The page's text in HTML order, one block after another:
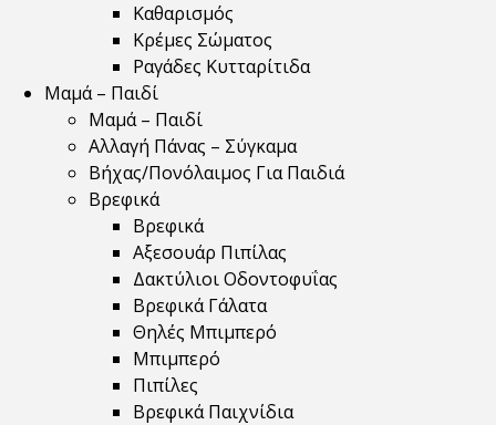
Καθαρισμός
Κρέμες Σώματος
Ραγάδες Κυτταρίτιδα
Μαμά – Παιδί
Μαμά – Παιδί
Αλλαγή Πάνας – Σύγκαμα
Βήχας/Πονόλαιμος Για Παιδιά
Βρεφικά
Βρεφικά
Αξεσουάρ Πιπίλας
Δακτύλιοι Οδοντοφυΐας
Βρεφικά Γάλατα
Θηλές Μπιμπερό
Μπιμπερό
Πιπίλες
Βρεφικά Παιχνίδια